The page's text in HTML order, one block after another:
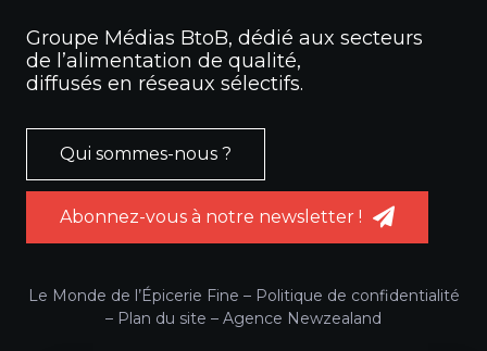
Groupe Médias BtoB, dédié aux secteurs
de l’alimentation de qualité,
diffusés en réseaux sélectifs.
Qui sommes-nous ?
Abonnez-vous à notre newsletter !
Le Monde de l’Épicerie Fine – Politique de confidentialité
– Plan du site – Agence Newzealand